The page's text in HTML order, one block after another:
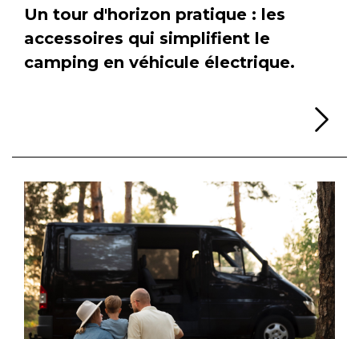
Un tour d'horizon pratique : les
accessoires qui simplifient le
camping en véhicule électrique.